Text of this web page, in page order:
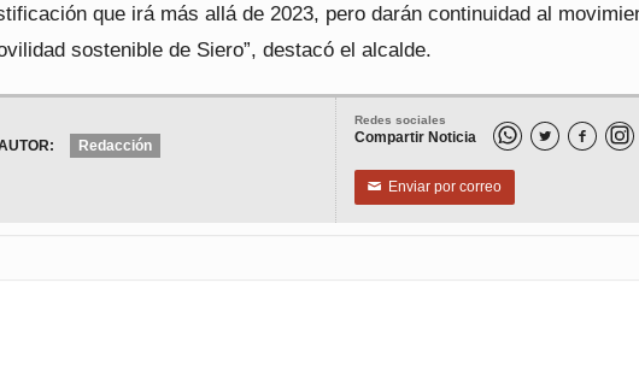
que irá más allá de 2023, pero darán continuidad al
sostenible de Siero”, destacó el alcalde.
Redes sociales
Compartir Noticia  
✉ Enviar por correo
Redacción